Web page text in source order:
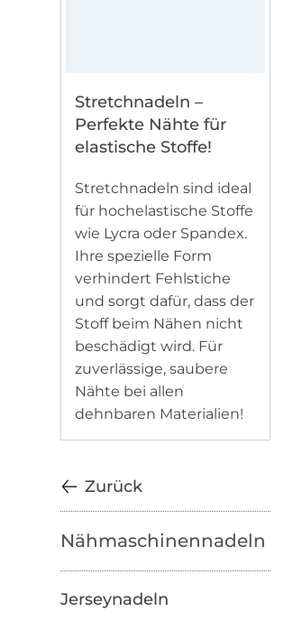
Stretchnadeln –
Perfekte Nähte für
elastische Stoffe!
Stretchnadeln sind ideal
für hochelastische Stoffe
wie Lycra oder Spandex.
Ihre spezielle Form
verhindert Fehlstiche
und sorgt dafür, dass der
Stoff beim Nähen nicht
beschädigt wird. Für
zuverlässige, saubere
Nähte bei allen
dehnbaren Materialien!
Zurück
Nähmaschinennadeln
Jerseynadeln